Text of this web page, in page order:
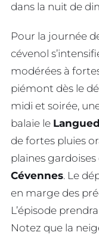
dans la nuit de
Pour la journée
cévenol
modérées à
piémont dès le
midi et soirée,
balaie le
de fortes pluies
plaines
Cévennes. Le
en marge des
L’épisode
Notez que la